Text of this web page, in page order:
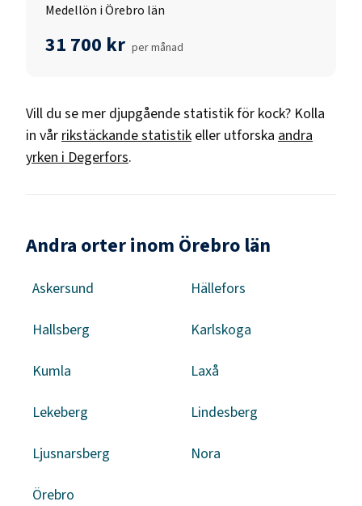
Medellön i Örebro län
31 700 kr per månad
Vill du se mer djupgående statistik för kock? Kolla
in vår rikstäckande statistik eller utforska andra
yrken i Degerfors.
Andra orter inom Örebro län
Askersund Hällefors
Hallsberg Karlskoga
Kumla Laxå
Lekeberg Lindesberg
Ljusnarsberg Nora
Örebro